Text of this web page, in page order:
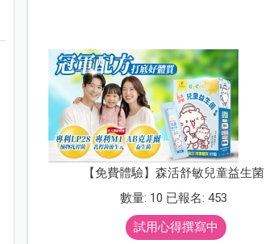
【免費體驗】森活舒敏兒童益生菌
數量: 10 已報名: 453
試用心得撰寫中